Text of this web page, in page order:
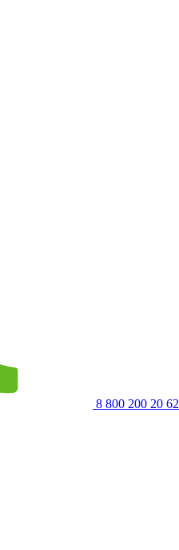
8 800 200 20 62